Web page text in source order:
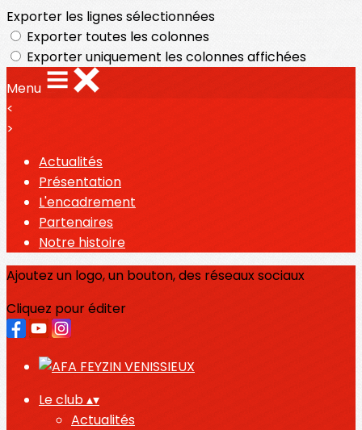
Exporter les lignes sélectionnées
Exporter toutes les colonnes
Exporter uniquement les colonnes affichées
Menu
<
>
Actualités
Présentation
L'encadrement
Partenaires
Notre histoire
Ajoutez un logo, un bouton, des réseaux sociaux
Cliquez pour éditer
Le club▴▾
Actualités